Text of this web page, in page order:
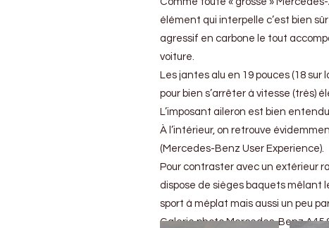
élément qui interpelle c’est bien
agressif en carbone le tout
voiture.
Les jantes alu en 19 pouces (18
pour bien s’arrêter à vitesse (très)
L’imposant aileron est bien
À l’intérieur, on retrouve
(Mercedes-Benz User Experience).
Pour contraster avec un extérieur
dispose de sièges baquets mêlant
sport à méplat mais aussi un peu
Galerie photo Mercedes-Benz A45